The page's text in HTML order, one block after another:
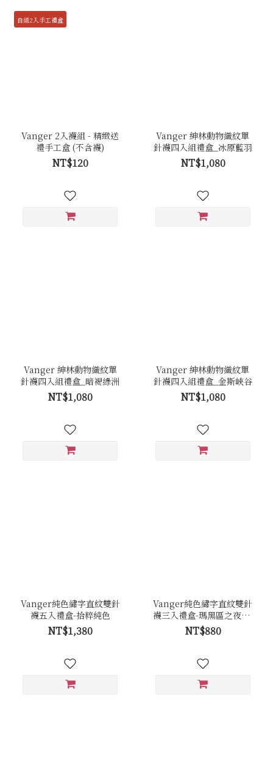
自組2入手工禮盒
Vanger 2入襪組 - 精緻送
禮手工盒 (不含襪)
NT$120
Vanger 紳林動物織紋單
針襪四入組禮盒_冰原藍羽
NT$1,080
Vanger 紳林動物織紋單
針襪四入組禮盒_暗褐綠洲
NT$1,080
Vanger 紳林動物織紋單
針襪四入組禮盒_金斯峽谷
NT$1,080
Vanger純色繡字直紋雙針
襪五入禮盒-拾粹純色
NT$1,380
Vanger純色繡字直紋雙針
襪三入禮盒-瑪黑區之夜-酒
紅琉光
NT$880